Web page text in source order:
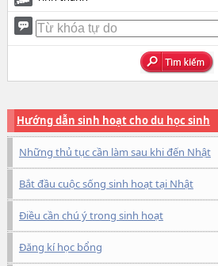
Hướng dẫn sinh hoạt cho du học sinh
Những thủ tục cần làm sau khi đến Nhật
Bắt đầu cuộc sống sinh hoạt tại Nhật
Điều cần chú ý trong sinh hoạt
Đăng kí học bổng